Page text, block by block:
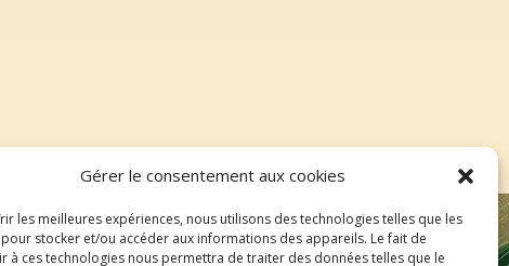
Gérer le consentement aux cookies
les meilleures expériences, nous utilisons des technologies telles que les
stocker et/ou accéder aux informations des appareils. Le fait de
à ces technologies nous permettra de traiter des données telles que le